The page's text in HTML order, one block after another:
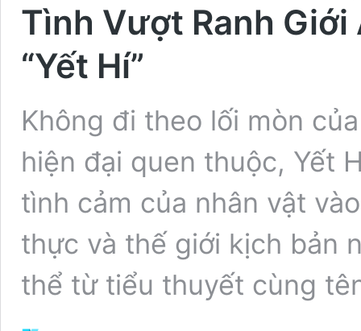
Tình Vượt Ranh Giới
“Yết Hí”
Không đi theo lối mòn
hiện đại quen thuộc, Yết
tình cảm của nhân vật
thực và thế giới kịch bản
thể từ tiểu thuyết cùng